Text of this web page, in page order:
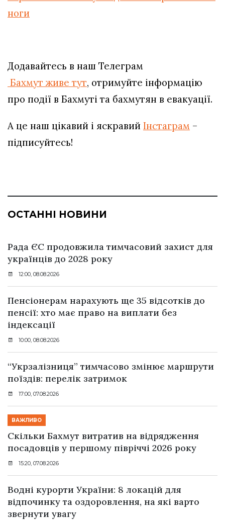
ноги
Додавайтесь в наш Телеграм
Бахмут живе тут, отримуйте інформацію
про події в Бахмуті та бахмутян в евакуації.
А це наш цікавий і яскравий Інстаграм –
підписуйтесь!
ОСТАННІ НОВИНИ
Рада ЄС продовжила тимчасовий захист для
українців до 2028 року
12:00, 08.08.2026
Пенсіонерам нарахують ще 35 відсотків до
пенсії: хто має право на виплати без
індексації
10:00, 08.08.2026
“Укрзалізниця” тимчасово змінює маршрути
поїздів: перелік затримок
17:00, 07.08.2026
ВАЖЛИВО
Скільки Бахмут витратив на відрядження
посадовців у першому півріччі 2026 року
15:20, 07.08.2026
Водні курорти України: 8 локацій для
відпочинку та оздоровлення, на які варто
звернути увагу